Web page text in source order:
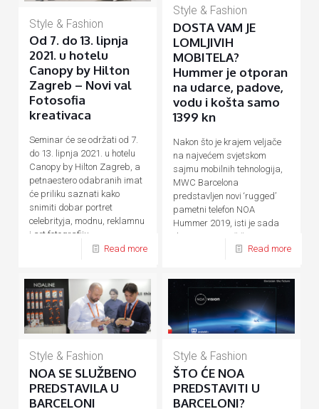
Style & Fashion
Od 7. do 13. lipnja
2021. u hotelu
Canopy by Hilton
Zagreb – Novi val
Fotosofia
kreativaca
Seminar će se održati od 7.
do 13. lipnja 2021. u hotelu
Canopy by Hilton Zagreb, a
petnaestero odabranih imat
će priliku saznati kako
snimiti dobar portret
celebrityja, modnu, reklamnu
i art fotografiju.
Read more
Style & Fashion
DOSTA VAM JE
LOMLJIVIH
MOBITELA?
Hummer je otporan
na udarce, padove,
vodu i košta samo
1399 kn
Nakon što je krajem veljače
na najvećem svjetskom
sajmu mobilnih tehnologija,
MWC Barcelona
predstavljen novi ‘rugged’
pametni telefon NOA
Hummer 2019, isti je sada
dostupan na tržištu. Za sve
Read more
Style & Fashion
NOA SE SLUŽBENO
PREDSTAVILA U
BARCELONI
Style & Fashion
ŠTO ĆE NOA
PREDSTAVITI U
BARCELONI?